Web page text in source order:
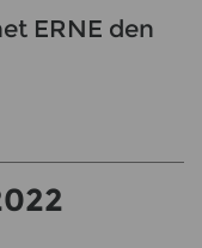
ERNE den